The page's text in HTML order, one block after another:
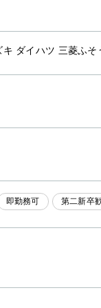
ダイハツ 三菱ふ
即勤務可 第二新卒